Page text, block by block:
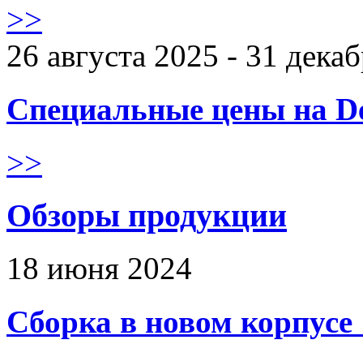
>>
26 августа 2025 - 31
Специальные цены на
>>
Обзоры продукции
18 июня 2024
Сборка в новом